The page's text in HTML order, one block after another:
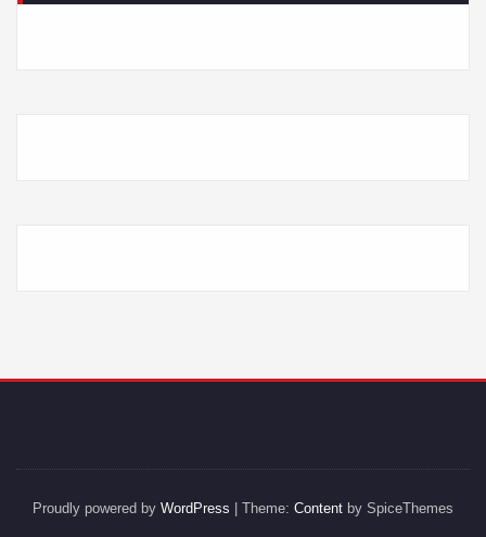
Proudly powered by WordPress | Theme: Content by SpiceThemes